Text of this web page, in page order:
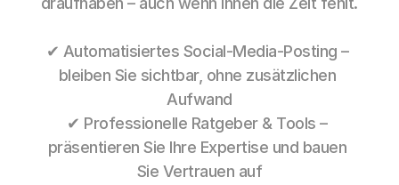
✔ Automatisiertes Social-Media-Posting –
bleiben Sie sichtbar, ohne zusätzlichen
Aufwand
✔ Professionelle Ratgeber & Tools –
präsentieren Sie Ihre Expertise und bauen
Sie Vertrauen auf